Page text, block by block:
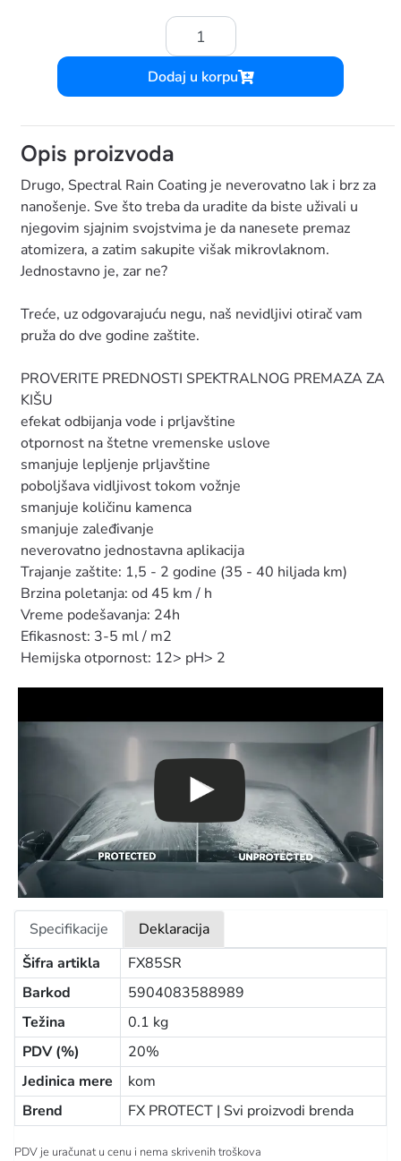
Količina:
Dodaj u korpu
Opis proizvoda
Drugo, Spectral Rain Coating je neverovatno lak i brz za
nanošenje. Sve što treba da uradite da biste uživali u
njegovim sjajnim svojstvima je da nanesete premaz
atomizera, a zatim sakupite višak mikrovlaknom.
Jednostavno je, zar ne?
Treće, uz odgovarajuću negu, naš nevidljivi otirač vam
pruža do dve godine zaštite.
PROVERITE PREDNOSTI SPEKTRALNOG PREMAZA ZA
KIŠU
efekat odbijanja vode i prljavštine
otpornost na štetne vremenske uslove
smanjuje lepljenje prljavštine
poboljšava vidljivost tokom vožnje
smanjuje količinu kamenca
smanjuje zaleđivanje
neverovatno jednostavna aplikacija
Trajanje zaštite: 1,5 - 2 godine (35 - 40 hiljada km)
Brzina poletanja: od 45 km / h
Vreme podešavanja: 24h
Efikasnost: 3-5 ml / m2
Hemijska otpornost: 12> pH> 2
Specifikacije
Deklaracija
Šifra artikla
FX85SR
Barkod
5904083588989
Težina
0.1 kg
PDV (%)
20%
Jedinica mere
kom
Brend
FX PROTECT | Svi proizvodi brenda
PDV je uračunat u cenu i nema skrivenih troškova